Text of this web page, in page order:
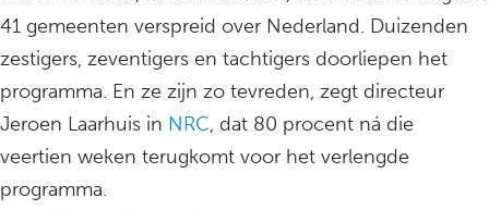
41 gemeenten verspreid over Nederland. Duizenden
zestigers, zeventigers en tachtigers doorliepen het
programma. En ze zijn zo tevreden, zegt directeur
Jeroen Laarhuis in NRC, dat 80 procent ná die
veertien weken terugkomt voor het verlengde
programma.